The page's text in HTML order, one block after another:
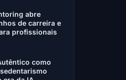
abre
de carreira e
profissionais
como